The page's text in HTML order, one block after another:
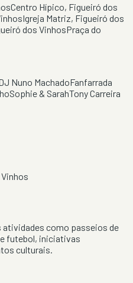
Centro Hípico, Figueiró dos
Igreja Matriz, Figueiró dos
dos VinhosPraça do
Nuno MachadoFanfarrada
Sophie & SarahTony Carreira
atividades como passeios de
futebol, iniciativas
culturais.